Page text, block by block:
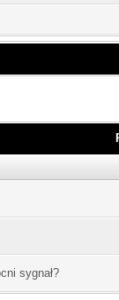
sygnał?